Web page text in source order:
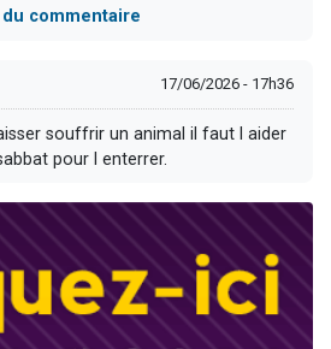
commentaire
17/06/2026 - 17h36
souffrir un animal il faut l aider
pour l enterrer.